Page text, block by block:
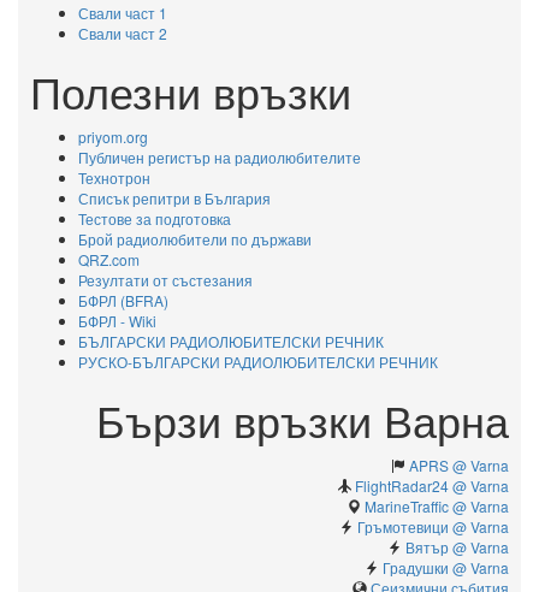
Свали част 1
Свали част 2
Полезни връзки
priyom.org
Публичен регистър на радиолюбителите
Технотрон
Списък репитри в България
Тестове за подготовка
Брой радиолюбители по държави
QRZ.com
Резултати от състезания
БФРЛ (BFRA)
БФРЛ - Wiki
БЪЛГАРСКИ РАДИОЛЮБИТЕЛСКИ РЕЧНИК
РУСКО-БЪЛГАРСКИ РАДИОЛЮБИТЕЛСКИ РЕЧНИК
Бързи връзки Варна
APRS @ Varna
FlightRadar24 @ Varna
MarineTraffic @ Varna
Гръмотевици @ Varna
Вятър @ Varna
Градушки @ Varna
Сеизмични събития